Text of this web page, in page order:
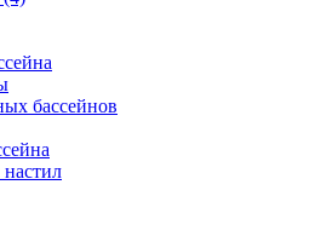
бассейнов